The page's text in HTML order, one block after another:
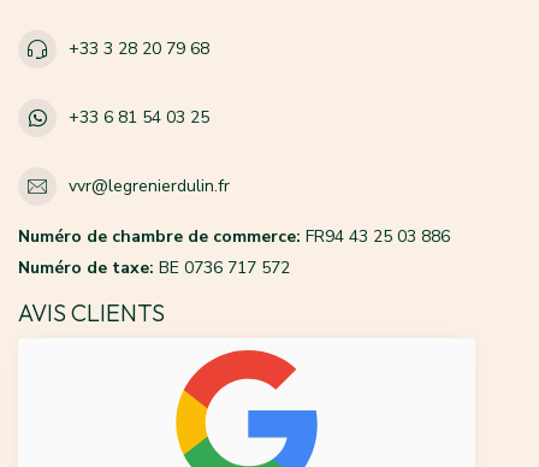
+33 3 28 20 79 68
+33 6 81 54 03 25
vvr@legrenierdulin.fr
Numéro de chambre de commerce: FR94 43 25 03 886
Numéro de taxe: BE 0736 717 572
AVIS CLIENTS